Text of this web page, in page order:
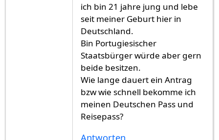
ich bin 21 jahre jung und lebe
seit meiner Geburt hier in
Deutschland.
Bin Portugiesischer
Staatsbürger würde aber gern
beide besitzen.
Wie lange dauert ein Antrag
bzw wie schnell bekomme ich
meinen Deutschen Pass und
Reisepass?
Antworten